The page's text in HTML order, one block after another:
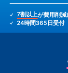
7割以上が費用削減
24時間365日受付